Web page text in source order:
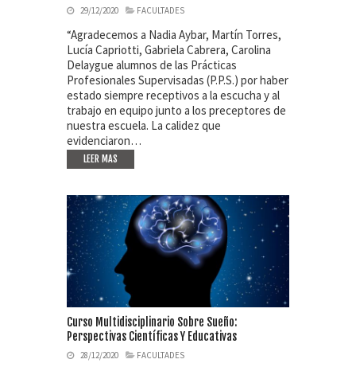
29/12/2020 FACULTADES
“Agradecemos a Nadia Aybar, Martín Torres,
Lucía Capriotti, Gabriela Cabrera, Carolina
Delaygue alumnos de las Prácticas
Profesionales Supervisadas (P.P.S.) por haber
estado siempre receptivos a la escucha y al
trabajo en equipo junto a los preceptores de
nuestra escuela. La calidez que
evidenciaron…
LEER MAS
Curso Multidisciplinario Sobre Sueño:
Perspectivas Científicas Y Educativas
28/12/2020 FACULTADES